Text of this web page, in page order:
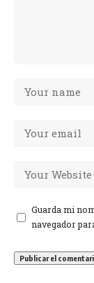
Guarda mi
navegador